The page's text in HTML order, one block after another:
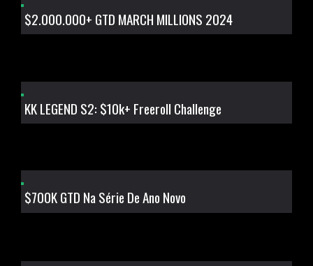
$2.000.000+ GTD MARCH MILLIONS 2024
KK LEGEND S2: $10k+ Freeroll Challenge
$700K GTD Na Série De Ano Novo